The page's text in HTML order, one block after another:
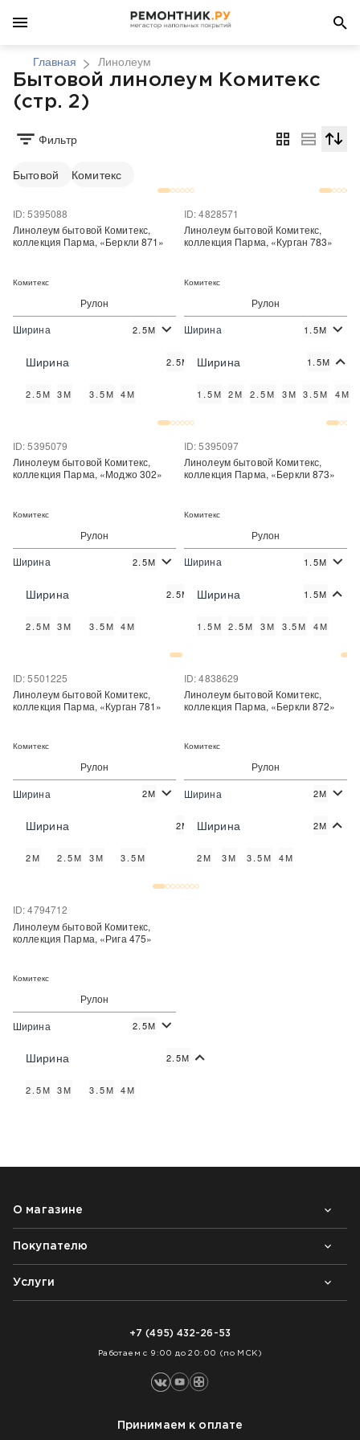
Главная Линолеум
Бытовой линолеум Комитекс
(стр. 2)
Фильтр
Бытовой
Комитекс
Рулон
ID: 5395088
Цена:
Линолеум бытовой Комитекс,
коллекция Парма, «Беркли 871»
Комитекс
Ширина 2.5М
Ширина 2.5М
2.5М 3М 3.5М 4М
Рулон
ID: 4828571
Цена:
Линолеум бытовой Комитекс,
коллекция Парма, «Курган 783»
Комитекс
Ширина 1.5М
Ширина 1.5М
1.5М 2М 2.5М 3М 3.5М 4М
Рулон
ID: 5395079
Цена:
Линолеум бытовой Комитекс,
коллекция Парма, «Моджо 302»
Комитекс
Ширина 2.5М
Ширина 2.5М
2.5М 3М 3.5М 4М
Рулон
ID: 5395097
Цена:
Линолеум бытовой Комитекс,
коллекция Парма, «Беркли 873»
Комитекс
Ширина 1.5М
Ширина 1.5М
1.5М 2.5М 3М 3.5М 4М
Рулон
ID: 5501225
Цена:
Линолеум бытовой Комитекс,
коллекция Парма, «Курган 781»
Комитекс
Ширина 2М
Ширина 2М
2М 2.5М 3М 3.5М
Рулон
ID: 4838629
Цена:
Линолеум бытовой Комитекс,
коллекция Парма, «Беркли 872»
Комитекс
Ширина 2М
Ширина 2М
2М 3М 3.5М 4М
Рулон
ID: 4794712
Цена:
Линолеум бытовой Комитекс,
коллекция Парма, «Рига 475»
Комитекс
Ширина 2.5М
Ширина 2.5М
2.5М 3М 3.5М 4М
О магазине
Почему выбирают нас
Контакты
Блог
Покупателю
Возврат товара
Как заказать
Услуги
+7 (495) 432-26-53
Работаем с 9:00 до 20:00 (по МСК)
Принимаем к оплате